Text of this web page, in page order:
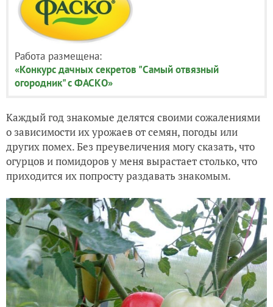
Работа размещена:
«Конкурс дачных секретов "Самый отвязный
огородник" с ФАСКО»
Каждый год знакомые делятся своими сожалениями
о зависимости их урожаев от семян, погоды или
других помех. Без преувеличения могу сказать, что
огурцов и помидоров у меня вырастает столько, что
приходится их попросту раздавать знакомым.